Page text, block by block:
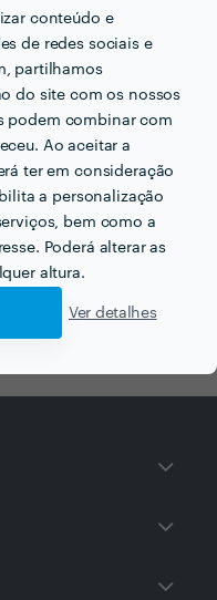
conteúdo e
de redes sociais e
partilhamos
do site com os nossos
podem combinar com
Ao aceitar a
ter em consideração
a personalização
bem como a
Poderá alterar as
altura.
Ver detalhes
profissionais como
horas.
Cristina Barrocas